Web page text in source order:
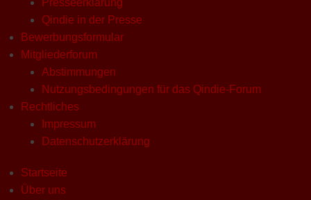
Qindie in der Presse
Bewerbungsformular
Mitgliederforum
Abstimmungen
Nutzungsbedingungen für das Qindie-Forum
Rechtliches
Impressum
Datenschutzerklärung
Startseite
Über uns